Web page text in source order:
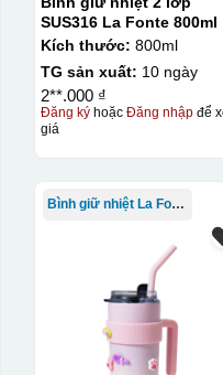
SUS316 La Fonte 800ml –
012720
Kích thước: 800ml
TG sản xuất: 10 ngày
2**.000 ₫
Đăng kýhoặc Đăng nhậpđể
giá
Bình giữ nhiệt La Fonte